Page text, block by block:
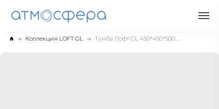
Коллекция LOFT GL Тумба Лофт GL 450*450*500 для гостиниц